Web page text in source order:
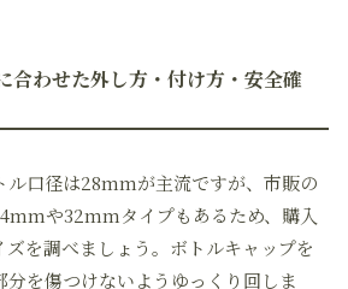
合わせた外し方・付け方・安全確
ル口径は28mmが主流ですが、市販の
や32mmタイプもあるため、購入
を調べましょう。ボトルキャップを
を傷つけないようゆっくり回しま